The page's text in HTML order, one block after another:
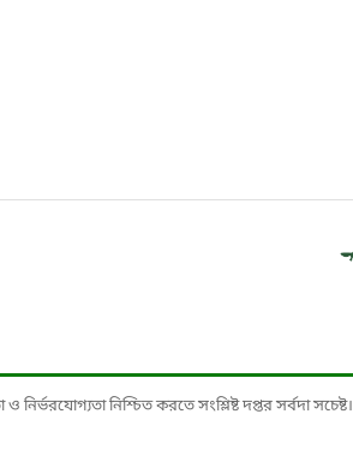
নিশ্চিত করতে সংশ্লিষ্ট দপ্তর সর্বদা সচেষ্ট।